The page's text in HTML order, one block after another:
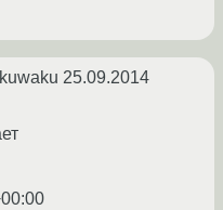
25.09.2014